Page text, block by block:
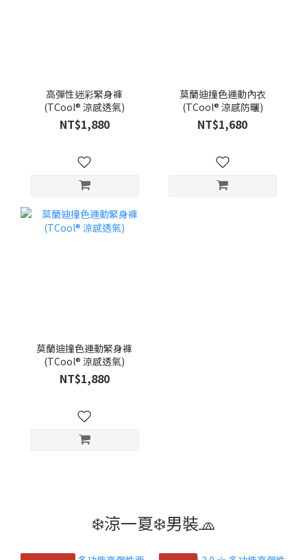
高彈性迷彩緊身褲
(TCool® 涼感透氣)
NT$1,880
莫蘭迪撞色運動內衣
(TCool® 涼感防曬)
NT$1,680
莫蘭迪撞色運動緊身褲
(TCool® 涼感透氣)
NT$1,880
❄️涼一夏❄️男裝🧢